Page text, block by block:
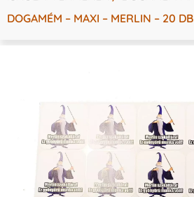
DOGAMÉM – MAXI – MERLIN – 20 DB